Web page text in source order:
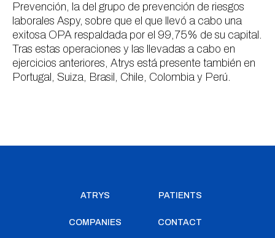
Prevención, la del grupo de prevención de riesgos
laborales Aspy, sobre que el que llevó a cabo una
exitosa OPA respaldada por el 99,75% de su capital.
Tras estas operaciones y las llevadas a cabo en
ejercicios anteriores, Atrys está presente también en
Portugal, Suiza, Brasil, Chile, Colombia y Perú.
ATRYS PATIENTS
COMPANIES CONTACT